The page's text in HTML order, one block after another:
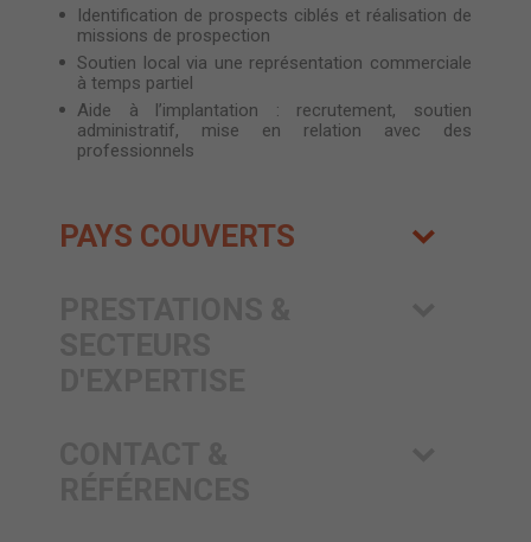
Identification de prospects ciblés et réalisation de
missions de prospection
Soutien local via une représentation commerciale
à temps partiel
Aide à l’implantation : recrutement, soutien
administratif, mise en relation avec des
professionnels
PAYS COUVERTS